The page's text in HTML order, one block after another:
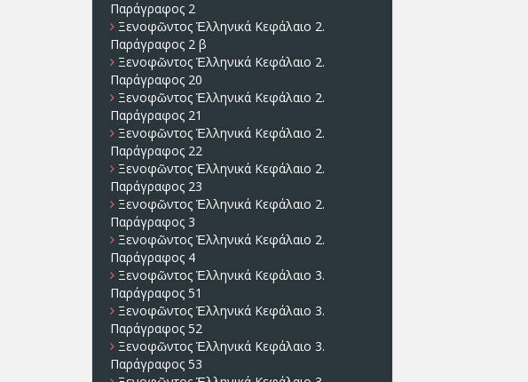
Παράγραφος 2
Ξενοφῶντος Ἑλληνικά Κεφάλαιο 2.
Παράγραφος 2 β
Ξενοφῶντος Ἑλληνικά Κεφάλαιο 2.
Παράγραφος 20
Ξενοφῶντος Ἑλληνικά Κεφάλαιο 2.
Παράγραφος 21
Ξενοφῶντος Ἑλληνικά Κεφάλαιο 2.
Παράγραφος 22
Ξενοφῶντος Ἑλληνικά Κεφάλαιο 2.
Παράγραφος 23
Ξενοφῶντος Ἑλληνικά Κεφάλαιο 2.
Παράγραφος 3
Ξενοφῶντος Ἑλληνικά Κεφάλαιο 2.
Παράγραφος 4
Ξενοφῶντος Ἑλληνικά Κεφάλαιο 3.
Παράγραφος 51
Ξενοφῶντος Ἑλληνικά Κεφάλαιο 3.
Παράγραφος 52
Ξενοφῶντος Ἑλληνικά Κεφάλαιο 3.
Παράγραφος 53